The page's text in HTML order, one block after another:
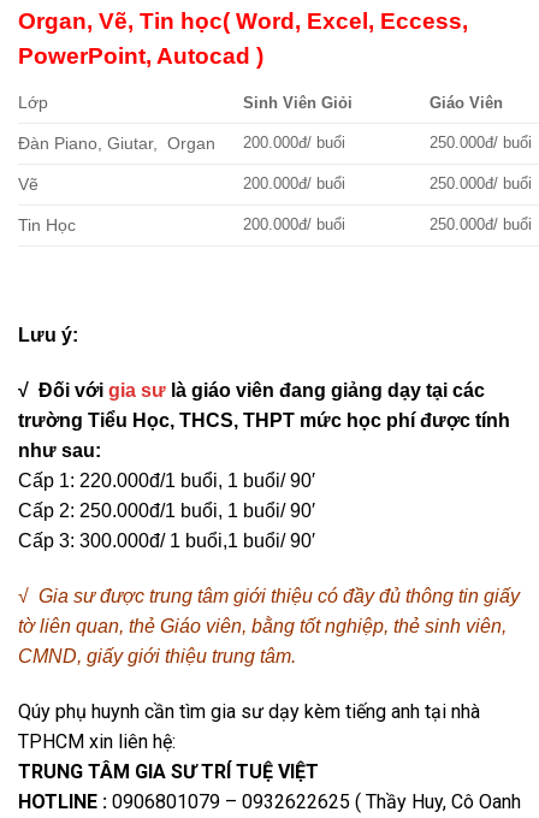
Organ, Vẽ, Tin học( Word, Excel, Eccess,
PowerPoint, Autocad )
Lớp Sinh Viên Giỏi Giáo Viên
Đàn Piano, Giutar, Organ 200.000đ/ buổi 250.000đ/ buổi
Vẽ 200.000đ/ buổi 250.000đ/ buổi
Tin Học 200.000đ/ buổi 250.000đ/ buổi
Lưu ý:
√ Đối với gia sư là giáo viên đang giảng dạy tại các
trường Tiểu Học, THCS, THPT mức học phí được tính
như sau:
Cấp 1: 220.000đ/1 buổi, 1 buổi/ 90′
Cấp 2: 250.000đ/1 buổi, 1 buổi/ 90′
Cấp 3: 300.000đ/ 1 buổi,1 buổi/ 90′
√ Gia sư được trung tâm giới thiệu có đầy đủ thông tin giấy
tờ liên quan, thẻ Giáo viên, bằng tốt nghiệp, thẻ sinh viên,
CMND, giấy giới thiệu trung tâm.
Qúy phụ huynh cần tìm gia sư dạy kèm tiếng anh tại nhà
TPHCM xin liên hệ:
TRUNG TÂM GIA SƯ TRÍ TUỆ VIỆT
HOTLINE : 0906801079 – 0932622625 ( Thầy Huy, Cô Oanh